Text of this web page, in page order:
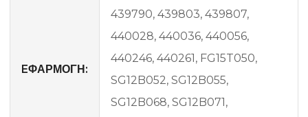
EΦΑΡΜΟΓΗ:
439790, 439803, 439807,
440028, 440036, 440056,
440246, 440261, FG15T050,
SG12B052, SG12B055,
SG12B068, SG12B071,